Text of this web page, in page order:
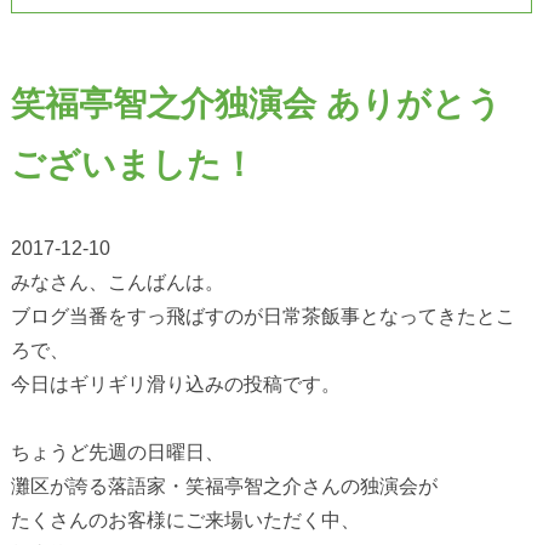
笑福亭智之介独演会 ありがとう
ございました！
2017-12-10
みなさん、こんばんは。
ブログ当番をすっ飛ばすのが日常茶飯事となってきたとこ
ろで、
今日はギリギリ滑り込みの投稿です。
ちょうど先週の日曜日、
灘区が誇る落語家・笑福亭智之介さんの独演会が
たくさんのお客様にご来場いただく中、